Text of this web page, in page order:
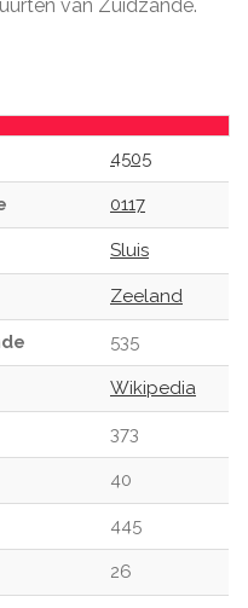
van Zuidzande.
4505
0117
Sluis
Zeeland
535
Wikipedia
373
40
445
26